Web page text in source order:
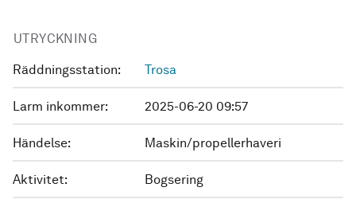
UTRYCKNING
Räddningsstation: Trosa
Larm inkommer: 2025-06-20 09:57
Händelse: Maskin/propellerhaveri
Aktivitet: Bogsering